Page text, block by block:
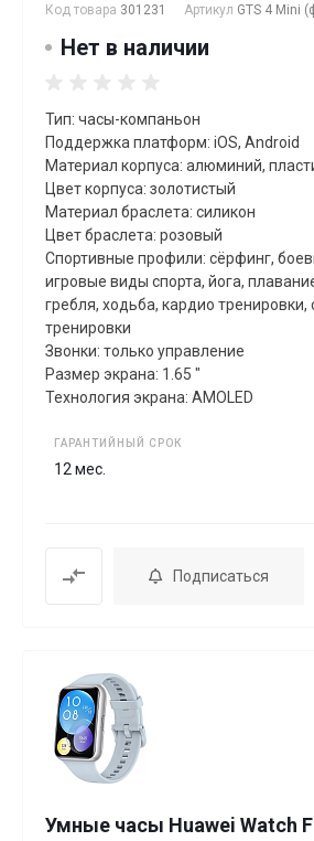
Код товара 301231 Артикул GTS 4 Mini
Нет в наличии
Тип: часы-компаньон
Поддержка платформ: iOS, Android
Материал корпуса: алюминий,
Цвет корпуса: золотистый
Материал браслета: силикон
Цвет браслета: розовый
Спортивные профили: сёрфинг,
игровые виды спорта, йога,
гребля, xодьба, кардио тренировки,
тренировки
Звонки: только управление
Размер экрана: 1.65 "
Технология экрана: AMOLED
ГАРАНТИЙНЫЙ СРОК
12 мес.
Подписаться
Умные часы Huawei Watch